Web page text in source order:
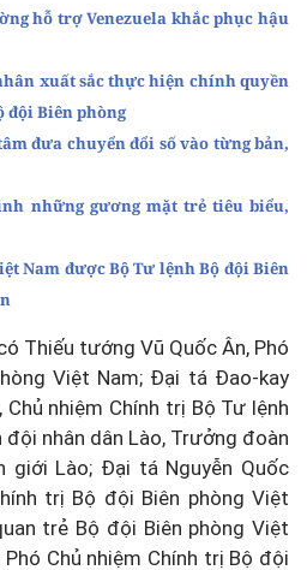
hỗ trợ Venezuela khắc phục hậu
xuất sắc thực hiện chính quyền
đội Biên phòng
đưa chuyển đổi số vào từng bản,
những gương mặt trẻ tiêu biểu,
Nam được Bộ Tư lệnh Bộ đội Biên
Thiếu tướng Vũ Quốc Ân, Phó
Việt Nam; Đại tá Đao-kay
Chủ nhiệm Chính trị Bộ Tư lệnh
đội nhân dân Lào, Trưởng đoàn
giới Lào; Đại tá Nguyễn Quốc
trị Bộ đội Biên phòng Việt
trẻ Bộ đội Biên phòng Việt
Chủ nhiệm Chính trị Bộ đội